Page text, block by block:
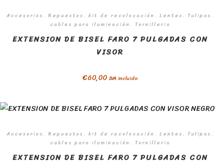
Accesorios. Repuestos. kit de recolocación. Lentes. Tulipas.
cables para iluminación. Tornilleria
EXTENSION DE BISEL FARO 7 PULGADAS CON
VISOR
€60,00 IVA incluido
Accesorios. Repuestos. kit de recolocación. Lentes. Tulipas.
cables para iluminación. Tornilleria
EXTENSION DE BISEL FARO 7 PULGADAS CON